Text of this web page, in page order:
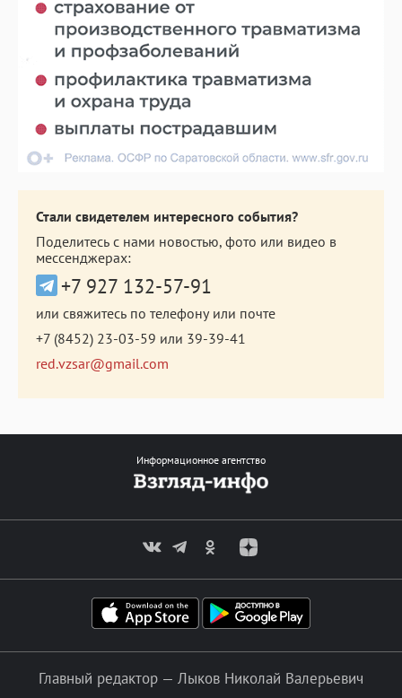
Стали свидетелем интересного события?
Поделитесь с нами новостью, фото или видео в
мессенджерах:
+7 927 132-57-91
или свяжитесь по телефону или почте
+7 (8452) 23-03-59 или 39-39-41
red.vzsar@gmail.com
Информационное агентство
Главный редактор — Лыков Николай Валерьевич